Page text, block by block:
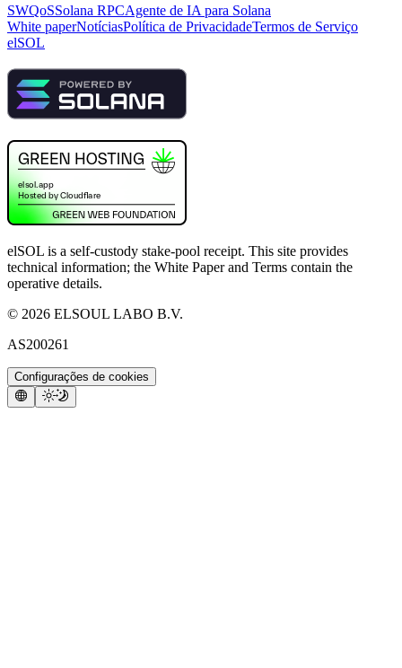
SWQoSSolana RPCAgente de IA para Solana
White paperNotíciasPolítica de PrivacidadeTermos de Serviço
elSOL
elSOL is a self-custody stake-pool receipt. This site provides
technical information; the White Paper and Terms contain the
operative details.
© 2026 ELSOUL LABO B.V.
AS200261
Configurações de cookies